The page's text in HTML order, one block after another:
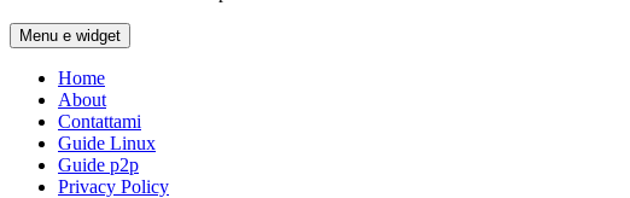
Menu e widget
Home
About
Contattami
Guide Linux
Guide p2p
Privacy Policy